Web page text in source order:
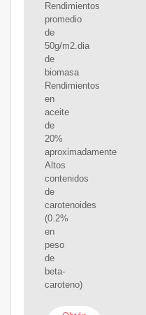
Rendimientos
promedio
de
50g/m2.dia
de
biomasa
Rendimientos
en
aceite
de
20%
aproximadamente
Altos
contenidos
de
carotenoides
(0.2%
en
peso
de
beta-
caroteno)